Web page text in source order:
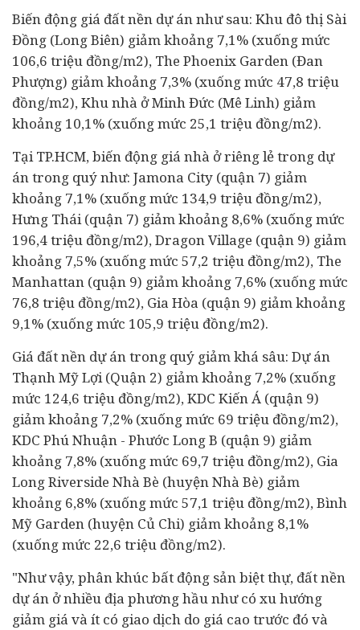
Biến động giá đất nền dự án như sau: Khu đô thị Sài
Đồng (Long Biên) giảm khoảng 7,1% (xuống mức
106,6 triệu đồng/m2), The Phoenix Garden (Đan
Phượng) giảm khoảng 7,3% (xuống mức 47,8 triệu
đồng/m2), Khu nhà ở Minh Đức (Mê Linh) giảm
khoảng 10,1% (xuống mức 25,1 triệu đồng/m2).
Tại TP.HCM, biến động giá nhà ở riêng lẻ trong dự
án trong quý như: Jamona City (quận 7) giảm
khoảng 7,1% (xuống mức 134,9 triệu đồng/m2),
Hưng Thái (quận 7) giảm khoảng 8,6% (xuống mức
196,4 triệu đồng/m2), Dragon Village (quận 9) giảm
khoảng 7,5% (xuống mức 57,2 triệu đồng/m2), The
Manhattan (quận 9) giảm khoảng 7,6% (xuống mức
76,8 triệu đồng/m2), Gia Hòa (quận 9) giảm khoảng
9,1% (xuống mức 105,9 triệu đồng/m2).
Giá đất nền dự án trong quý giảm khá sâu: Dự án
Thạnh Mỹ Lợi (Quận 2) giảm khoảng 7,2% (xuống
mức 124,6 triệu đồng/m2), KDC Kiến Á (quận 9)
giảm khoảng 7,2% (xuống mức 69 triệu đồng/m2),
KDC Phú Nhuận - Phước Long B (quận 9) giảm
khoảng 7,8% (xuống mức 69,7 triệu đồng/m2), Gia
Long Riverside Nhà Bè (huyện Nhà Bè) giảm
khoảng 6,8% (xuống mức 57,1 triệu đồng/m2), Bình
Mỹ Garden (huyện Củ Chi) giảm khoảng 8,1%
(xuống mức 22,6 triệu đồng/m2).
"Như vậy, phân khúc bất động sản biệt thự, đất nền
dự án ở nhiều địa phương hầu như có xu hướng
giảm giá và ít có giao dịch do giá cao trước đó và